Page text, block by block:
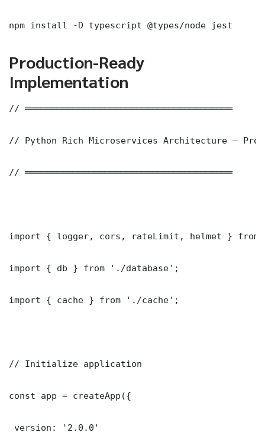
npm install -D typescript @types/node jest
Production-Ready
Implementation
// ═══════════════════════════════════════
// Python Rich Microservices Architecture —
// ═══════════════════════════════════════
import { logger, cors, rateLimit, helmet } from
import { db } from './database';
import { cache } from './cache';
// Initialize application
const app = createApp({
version: '2.0.0'